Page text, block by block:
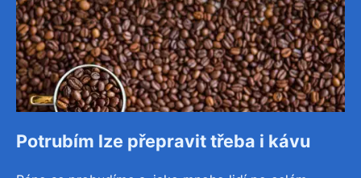
Potrubím lze přepravit třeba i kávu